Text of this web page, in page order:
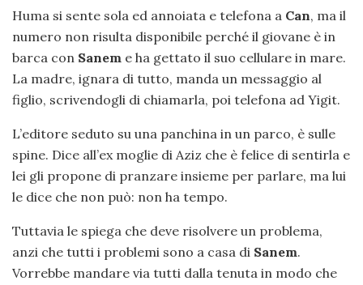
Huma si sente sola ed annoiata e telefona a Can, ma il
numero non risulta disponibile perché il giovane è in
barca con Sanem e ha gettato il suo cellulare in mare.
La madre, ignara di tutto, manda un messaggio al
figlio, scrivendogli di chiamarla, poi telefona ad Yigit.
L’editore seduto su una panchina in un parco, è sulle
spine. Dice all’ex moglie di Aziz che è felice di sentirla e
lei gli propone di pranzare insieme per parlare, ma lui
le dice che non può: non ha tempo.
Tuttavia le spiega che deve risolvere un problema,
anzi che tutti i problemi sono a casa di Sanem.
Vorrebbe mandare via tutti dalla tenuta in modo che